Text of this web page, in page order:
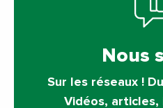
Nous
Sur les réseaux !
Vidéos,